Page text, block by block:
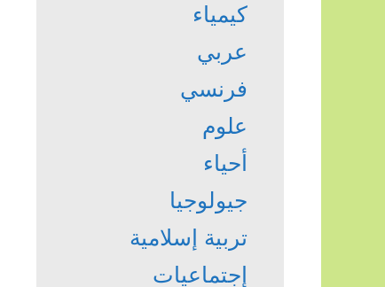
كيمياء
عربي
فرنسي
علوم
أحياء
جيولوجيا
تربية إسلامية
إجتماعيات